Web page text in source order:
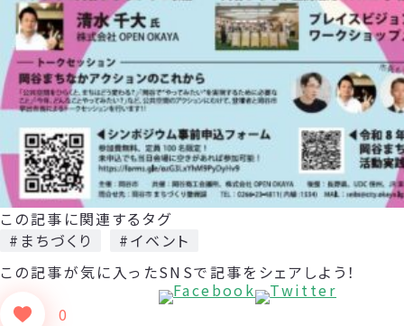
この記事に関連するタグ
#まちづくり
#イベント
この記事が気に入った
0
SNSで記事をシェアしよう！